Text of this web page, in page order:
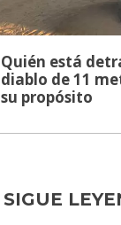
Quién está
diablo de 11
su propósito
SIGUE